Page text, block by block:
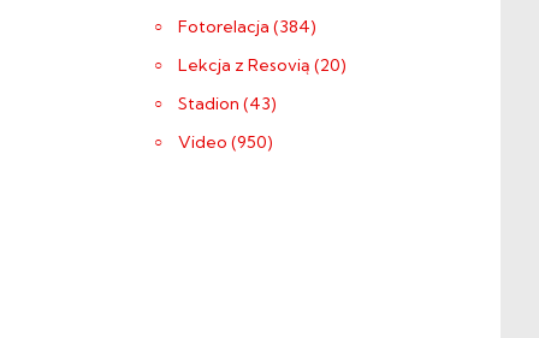
Fotorelacja (384)
Lekcja z Resovią (20)
Stadion (43)
Video (950)